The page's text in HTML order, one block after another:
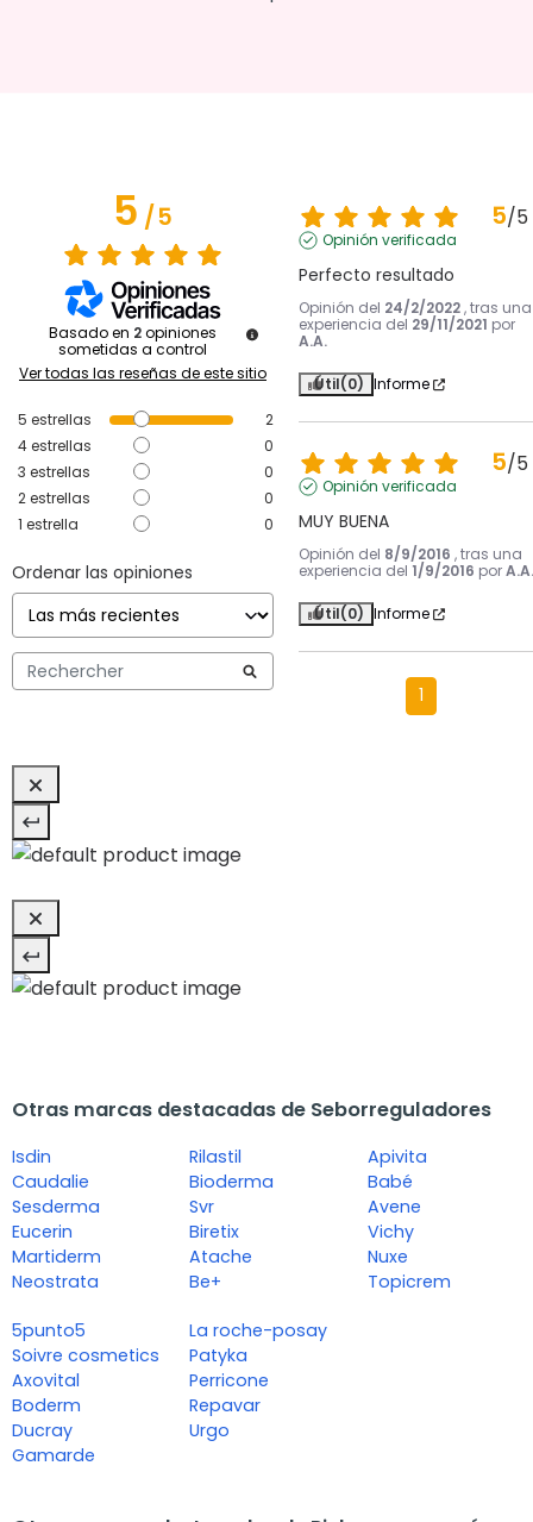
5/5
Basado en 2 opiniones
sometidas a control
Ver todas las reseñas de este sitio
5 estrellas
2
4estrellas
0
3 estrellas
0
2estrellas
0
1 estrella 0
Ordenar las opiniones
5/5
Opinión verificada
Perfecto resultado
Opinión del 24/2/2022 , tras una
experiencia del 29/11/2021 por
A.A.
Útil(0) Informe
5/5
Opinión verificada
MUY BUENA
Opinión del 8/9/2016 , tras una
experiencia del 1/9/2016 porA.A.
Útil(0) Informe
1
Otras marcas destacadas de Seborreguladores
Isdin
Caudalie
Sesderma
Eucerin
Martiderm
Neostrata
Rilastil
Bioderma
Svr
Biretix
Atache
Be+
Apivita
Babé
Avene
Vichy
Nuxe
Topicrem
5punto5
Soivre cosmetics
Axovital
Boderm
Ducray
Gamarde
La roche-posay
Patyka
Perricone
Repavar
Urgo